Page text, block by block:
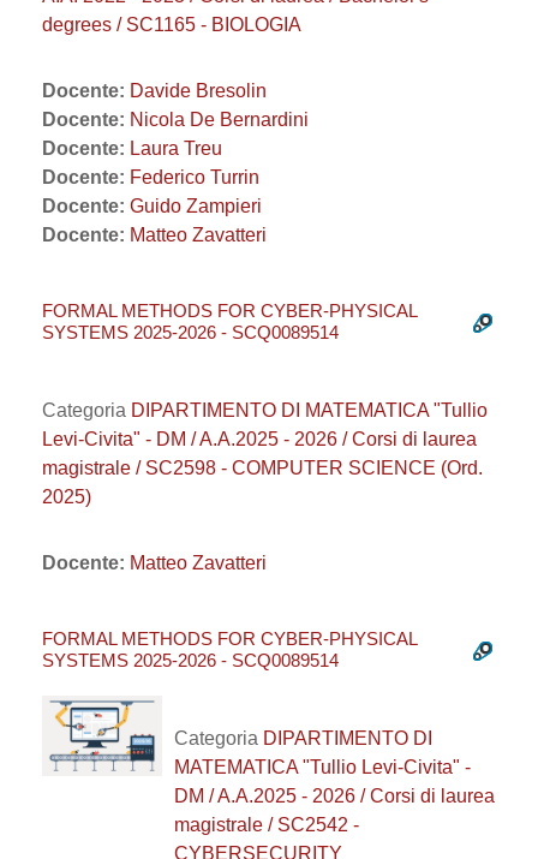
degrees / SC1165 - BIOLOGIA
Docente: Davide Bresolin
Docente: Nicola De Bernardini
Docente: Laura Treu
Docente: Federico Turrin
Docente: Guido Zampieri
Docente: Matteo Zavatteri
FORMAL METHODS FOR CYBER-PHYSICAL
SYSTEMS 2025-2026 - SCQ0089514
Categoria DIPARTIMENTO DI MATEMATICA "Tullio
Levi-Civita" - DM / A.A.2025 - 2026 / Corsi di laurea
magistrale / SC2598 - COMPUTER SCIENCE (Ord.
2025)
Docente: Matteo Zavatteri
FORMAL METHODS FOR CYBER-PHYSICAL
SYSTEMS 2025-2026 - SCQ0089514
Categoria DIPARTIMENTO DI
MATEMATICA "Tullio Levi-Civita" -
DM / A.A.2025 - 2026 / Corsi di laurea
magistrale / SC2542 -
CYBERSECURITY